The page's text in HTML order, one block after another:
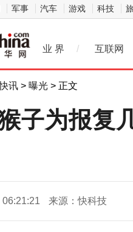
军事 汽车 游戏 科技
业 界 / 互联网
讯 > 曝光 > 正文
子为报复
来源：快科技